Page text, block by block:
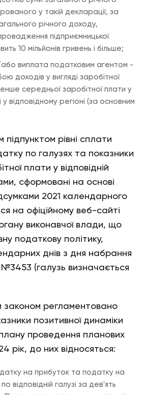
у такій декларації, за
річного доходу,
підприємницької
10 мільйонів гривень і більше;
виплата податковим агентом -
доходів у вигляді заробітної
середньої заробітної плати у
у відповідному регіоні (за основним
рівні сплати
по галузях та показники
плати у відповідній
сформовані на основі
2021 календарного
на офіційному веб-сайті
виконавчої влади, що
податкову політику,
днів з дня набрання
№3453 (галузь визначається
законом регламентовано
позитивної динаміки
проведення планових
рік, до них відносяться:
на прибуток та податку на
відповідній галузі за дев'ять